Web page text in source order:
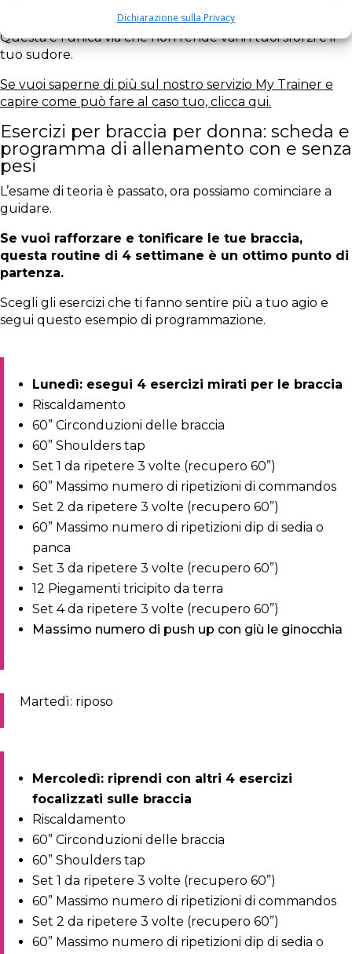
Dichiarazione sulla Privacy
Questa è l’unica via che non rende vani i tuoi sforzi e il
tuo sudore.
Se vuoi saperne di più sul nostro servizio My Trainer e
capire come può fare al caso tuo, clicca qui.
Esercizi per braccia per donna: scheda e
programma di allenamento con e senza
pesi
L’esame di teoria è passato, ora possiamo cominciare a
guidare.
Se vuoi rafforzare e tonificare le tue braccia,
questa routine di 4 settimane è un ottimo punto di
partenza.
Scegli gli esercizi che ti fanno sentire più a tuo agio e
segui questo esempio di programmazione.
Lunedì: esegui 4 esercizi mirati per le braccia
Riscaldamento
60” Circonduzioni delle braccia
60” Shoulders tap
Set 1 da ripetere 3 volte (recupero 60”)
60” Massimo numero di ripetizioni di commandos
Set 2 da ripetere 3 volte (recupero 60”)
60” Massimo numero di ripetizioni dip di sedia o
panca
Set 3 da ripetere 3 volte (recupero 60”)
12 Piegamenti tricipito da terra
Set 4 da ripetere 3 volte (recupero 60”)
Massimo numero di push up con giù le ginocchia
Martedì: riposo
Mercoledì: riprendi con altri 4 esercizi
focalizzati sulle braccia
Riscaldamento
60” Circonduzioni delle braccia
60” Shoulders tap
Set 1 da ripetere 3 volte (recupero 60”)
60” Massimo numero di ripetizioni di commandos
Set 2 da ripetere 3 volte (recupero 60”)
60” Massimo numero di ripetizioni dip di sedia o